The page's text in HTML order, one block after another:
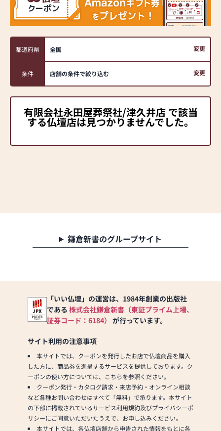
都道府県 全国 変更
条件 店舗の条件で絞り込む 変更
有限会社永田屋葬祭社/津久井店 で該当
する仏壇店は見つかりませんでした。
鎌倉新書のグループサイト
「いい仏壇」の運営は、1984年創業の出版社
である 株式会社鎌倉新書（東証プライム上場、
証券コード：6184） が行っています。
サイト利用の注意事項
本サイトでは、クーポンを発行したお店で仏壇商品を購入
した方に、商品券を進呈するサービスを提供しております。ク
ーポンの使い方については、こちらを参照ください。
クーポン発行・カタログ請求・来店予約・オンライン相談
など各種お問い合わせはすべて「無料」で承ります。本サイト
の下部に掲載されているサービス利用規約及びプライバシーポ
リシーにご同意いただいたうえで、お申し込みください。
本サイトでは、各仏壇店舗から申告された情報をもとに各